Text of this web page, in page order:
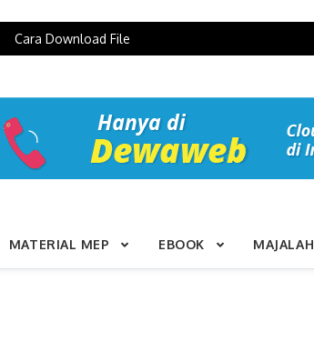
Cara Download File
MATERIAL MEP EBOOK MAJALAH